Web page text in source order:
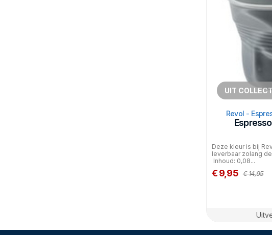
UIT
Revol -
Deze kleur is bij
leverbaar zolang
Inhoud: 0,08...
€ 9,95 € 14,95